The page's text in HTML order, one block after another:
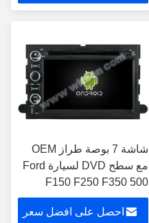
شاشة 7 بوصة طراز OEM
مع سطح DVD لسيارة Ford
F150 F250 F350 500
Explorer Fusion Focus
2006-2009احصل على افضل سعر